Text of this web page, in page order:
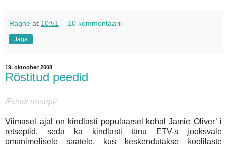
Ragne at 10:51 10 kommentaari:
Jaga
19. oktoober 2008
Röstitud peedid
/Prindi retsept/
Viimasel ajal on kindlasti populaarsel kohal Jamie Oliver’ i
retseptid, seda ka kindlasti tänu ETV-s jooksvale
omanimelisele saatele, kus keskendutakse koolilaste